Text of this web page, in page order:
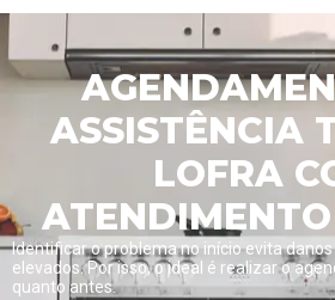
ASSISTÊNCIA
LOFRA
Identificar o problema no início evita
elevados. Por isso, o ideal é realizar o
quanto antes.